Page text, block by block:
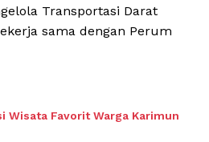
Transportasi Darat
sama dengan Perum
Wisata Favorit Warga Karimun